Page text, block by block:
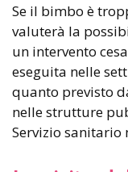
Se il bimbo è
valuterà la
un intervento
eseguita nelle
quanto previsto
nelle strutture
Servizio sanitario